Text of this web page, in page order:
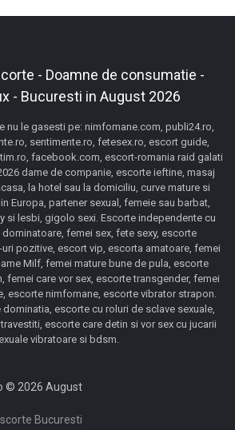
- Doamne de consumatie -
- Bucuresti in August 2026
nu le gasesti pe: nimfomane.com, publi24.ro,
sentimente.ro, fetesex.ro, escort guide,
facebook.com, escort-romania raid galati
dame de companie, escorte ieftine, masaj
la hotel sau la domiciliu, curve mature si
Europa, partener sexual, femeie sau barbat,
si lesbi, gigolo sexi. Escorte independente cu
femei sex, fete sexy, escorte
pozitive, escort vip, escorta amatoare, femei
Milf, femei mature bune de pula, escorte
femei care vor sex, escorte transgender, femei
escorte nimfomane, escorte vibrator strapon.
escorte cu roluri de sclave sexuale,
escorte care detin si vor sex cu jucarii
vibratoare si bdsm.
© 2026 August
Bucuresti